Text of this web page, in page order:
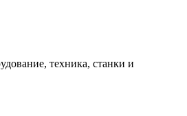
техника, станки и